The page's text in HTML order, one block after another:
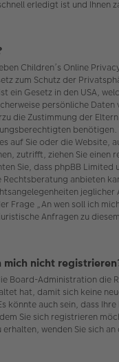
erledigt ist und Ihnen
Children’s Online
zum Schutz der
ein Gesetz in den USA,
persönliche Daten
die Zustimmung der
benötigen.
auf Sie oder die Website,
zutrifft, ziehen Sie einen
Sie, dass phpBB Limited
Rechtsberatung anbieten
jeglicher
Frage „An wen soll ich
Anfragen zu
mich nicht
Board-Administration die
hat, damit sich keine
könnte auch sein, dass
Sie sich registrieren
wenden Sie sich